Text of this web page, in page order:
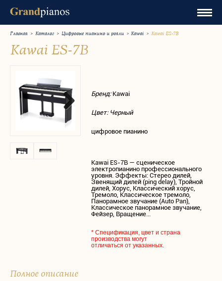
Главная > Каталог > Цифровые пианино и рояли > Kawai > Kawai ES-7B
Kawai ES-7B
Бренд: Kawai
Цвет: Черный
цифровое пианино
Kawai ES-7B — сценическое
электропианино профессионального
уровня. Эффекты: Стерео дилей,
Звенящий дилей (ping delay), Тройной
дилей, Хорус, Классический хорус,
Тремоло, Классическое тремоло,
Панорамное звучание (Auto Pan),
Классическое панорамное звучание,
Фейзер, Вращение...
* Спецификация, цвет и страна
производства могут
отличаться от указанных.
Полное описание